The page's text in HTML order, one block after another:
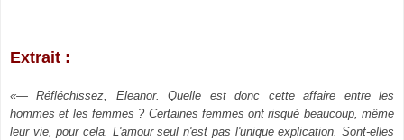
Extrait :
«— Réfléchissez, Eleanor. Quelle est donc cette affaire entre les
hommes et les femmes ? Certaines femmes ont risqué beaucoup, même
leur vie, pour cela. L'amour seul n'est pas l'unique explication. Sont-elles